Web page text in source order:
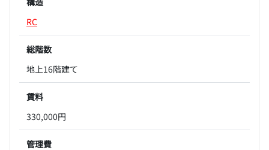
RC
総階数
地上16階建て
賃料
330,000円
管理費